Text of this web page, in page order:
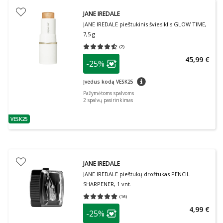
patarimas
VESK25
JANE IREDALE
JANE IREDALE pieštukinis šviesiklis GLOW TIME,
7,5 g
(2)
Vidutinis įvertinimas 4.50
patarimas
Lojalumo klubo narių nuolaida
-25%
Įvedus kodą VESK25 patarimas
45,99 €
Pažymėtoms spalvoms
2 spalvų pasirinkimas
JANE IREDALE
JANE IREDALE pieštukų drožtukas PENCIL
SHARPENER, 1 vnt.
(16)
Vidutinis įvertinimas 4.81
patarimas
Lojalumo klubo narių nuolaida
-25% 4,99 €